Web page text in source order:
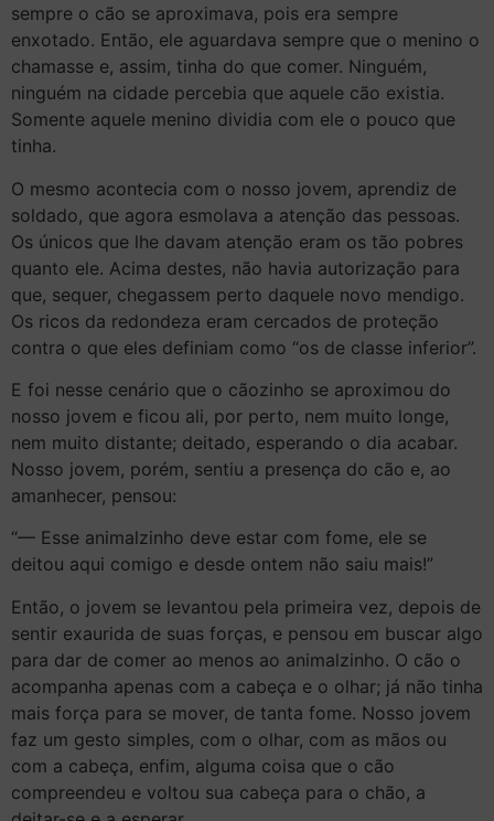
sempre o cão se aproximava, pois era sempre
enxotado. Então, ele aguardava sempre que o menino o
chamasse e, assim, tinha do que comer. Ninguém,
ninguém na cidade percebia que aquele cão existia.
Somente aquele menino dividia com ele o pouco que
tinha.
O mesmo acontecia com o nosso jovem, aprendiz de
soldado, que agora esmolava a atenção das pessoas.
Os únicos que lhe davam atenção eram os tão pobres
quanto ele. Acima destes, não havia autorização para
que, sequer, chegassem perto daquele novo mendigo.
Os ricos da redondeza eram cercados de proteção
contra o que eles definiam como “os de classe inferior”.
E foi nesse cenário que o cãozinho se aproximou do
nosso jovem e ficou ali, por perto, nem muito longe,
nem muito distante; deitado, esperando o dia acabar.
Nosso jovem, porém, sentiu a presença do cão e, ao
amanhecer, pensou:
“— Esse animalzinho deve estar com fome, ele se
deitou aqui comigo e desde ontem não saiu mais!”
Então, o jovem se levantou pela primeira vez, depois de
sentir exaurida de suas forças, e pensou em buscar algo
para dar de comer ao menos ao animalzinho. O cão o
acompanha apenas com a cabeça e o olhar; já não tinha
mais força para se mover, de tanta fome. Nosso jovem
faz um gesto simples, com o olhar, com as mãos ou
com a cabeça, enfim, alguma coisa que o cão
compreendeu e voltou sua cabeça para o chão, a